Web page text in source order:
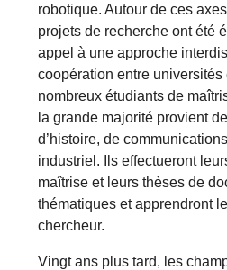
robotique. Autour de ces
projets de recherche ont été
appel à une approche
coopération entre universités
nombreux étudiants de
la grande majorité provient
d’histoire, de
industriel. Ils effectueront
maîtrise et leurs thèses de
thématiques et apprendront
chercheur.
Vingt ans plus tard, les